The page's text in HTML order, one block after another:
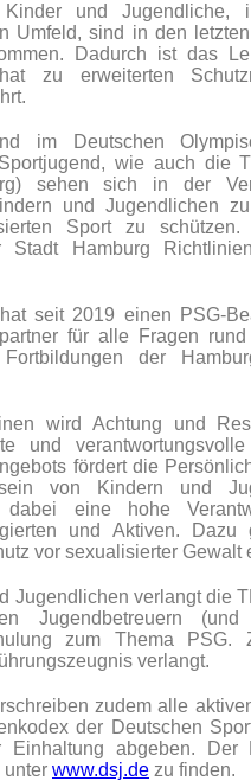
und Jugendliche,
Umfeld, sind in den
Dadurch ist das
zu erweiterten
im Deutschen
wie auch die
sehen sich in der
und Jugendlichen
Sport zu schützen.
Stadt Hamburg
seit 2019 einen PSG-
für alle Fragen
der
wird Achtung und
und
fördert die
von Kindern und
dabei eine hohe
und Aktiven. Dazu
vor sexualisierter Gewalt
Jugendlichen verlangt die
Jugendbetreuern
zum Thema PSG.
verlangt.
zudem alle
der Deutschen
abgeben. Der
unter www.dsj.de zu finden.